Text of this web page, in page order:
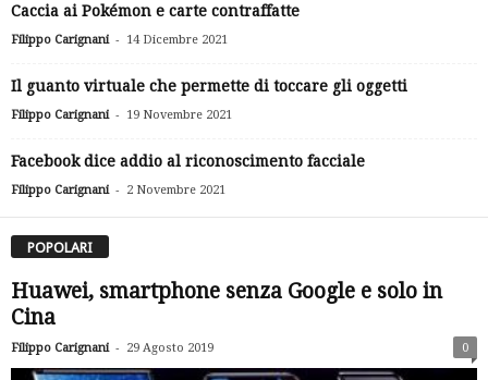
Caccia ai Pokémon e carte contraffatte
Filippo Carignani - 14 Dicembre 2021
Il guanto virtuale che permette di toccare gli oggetti
Filippo Carignani - 19 Novembre 2021
Facebook dice addio al riconoscimento facciale
Filippo Carignani - 2 Novembre 2021
POPOLARI
Huawei, smartphone senza Google e solo in
Cina
Filippo Carignani - 29 Agosto 2019 0